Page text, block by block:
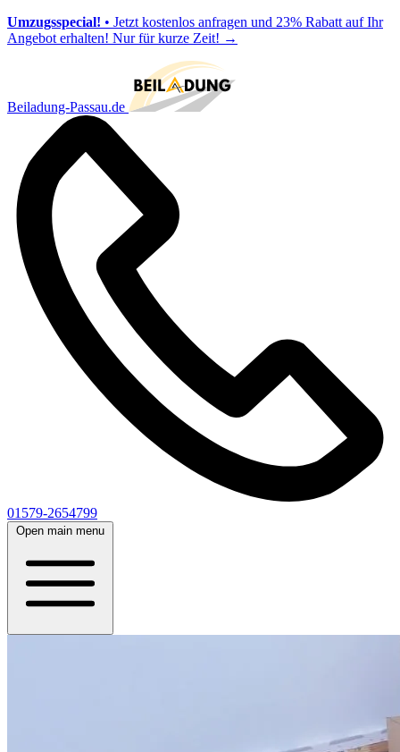
Umzugsspecial! • Jetzt kostenlos anfragen und 23% Rabatt auf Ihr
Angebot erhalten! Nur für kurze Zeit! →
Beiladung-Passau.de
01579-2654799
Open main menu